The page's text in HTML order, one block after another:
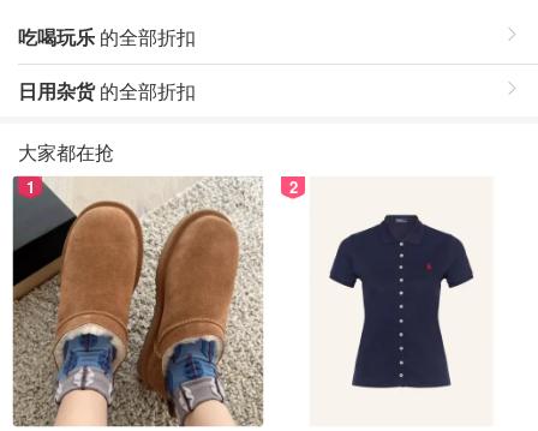
吃喝玩乐 的全部折扣
日用杂货的全部折扣
大家都在抢
1 2